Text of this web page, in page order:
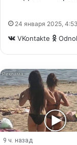
24 января 2025, 4:53
VKontakte
9 ч. назад